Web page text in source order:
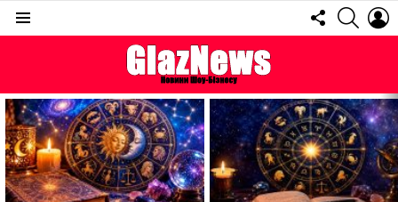
FOLLOW
US
ОСТАННІ
СТАТТІ